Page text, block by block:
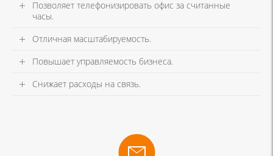
Позволяет телефонизировать офис за считанные
часы.
Отличная масштабируемость.
Повышает управляемость бизнеса.
Снижает расходы на связь.